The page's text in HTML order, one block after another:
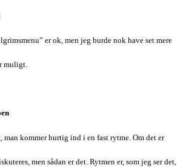
er ok, men jeg burde nok have set mere
muligt.
man kommer hurtig ind i en fast rytme. Om det er
men sådan er det. Rytmen er, som jeg ser det,